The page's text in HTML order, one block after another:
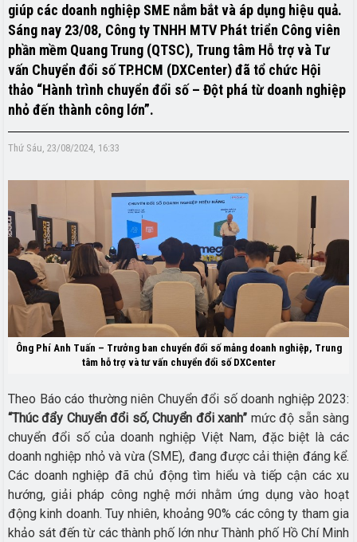
giúp các doanh nghiệp SME nắm bắt và áp dụng hiệu quả.
Sáng nay 23/08, Công ty TNHH MTV Phát triển Công viên
phần mềm Quang Trung (QTSC), Trung tâm Hỗ trợ và Tư
vấn Chuyển đổi số TP.HCM (DXCenter) đã tổ chức Hội
thảo “Hành trình chuyển đổi số – Đột phá từ doanh nghiệp
nhỏ đến thành công lớn”.
Thứ Sáu, 23/08/2024, 16:33
Ông Phí Anh Tuấn – Trưởng ban chuyển đổi số mảng doanh nghiệp, Trung
tâm hỗ trợ và tư vấn chuyển đổi số DXCenter
Theo Báo cáo thường niên Chuyển đổi số doanh nghiệp 2023:
“Thúc đẩy Chuyển đổi số, Chuyển đổi xanh” mức độ sẵn sàng
chuyển đổi số của doanh nghiệp Việt Nam, đặc biệt là các
doanh nghiệp nhỏ và vừa (SME), đang được cải thiện đáng kể.
Các doanh nghiệp đã chủ động tìm hiểu và tiếp cận các xu
hướng, giải pháp công nghệ mới nhằm ứng dụng vào hoạt
động kinh doanh. Tuy nhiên, khoảng 90% các công ty tham gia
khảo sát đến từ các thành phố lớn như Thành phố Hồ Chí Minh